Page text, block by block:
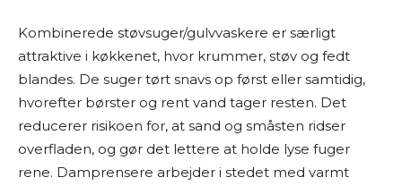
Kombinerede støvsuger/gulvvaskere er særligt
attraktive i køkkenet, hvor krummer, støv og fedt
blandes. De suger tørt snavs op først eller samtidig,
hvorefter børster og rent vand tager resten. Det
reducerer risikoen for, at sand og småsten ridser
overfladen, og gør det lettere at holde lyse fuger
rene. Damprensere arbejder i stedet med varmt